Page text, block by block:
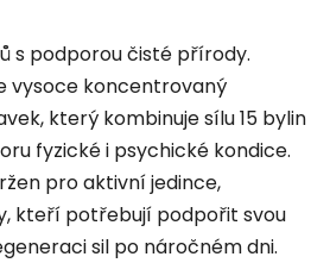
s podporou čisté přírody.
vysoce koncentrovaný
který kombinuje sílu 15 bylin
fyzické i psychické kondice.
pro aktivní jedince,
kteří potřebují podpořit svou
sil po náročném dni.